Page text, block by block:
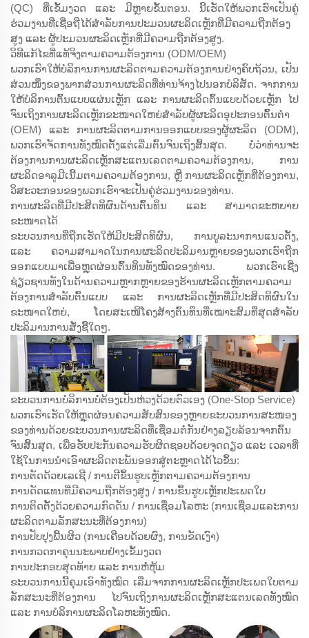
(QC) ທີ່ເຂັ້ມງວດ ແລະ ມີຫຼາຍຂັ້ນຕອນ. ນີ້ເຮັດໃຫ້ພວກເຮົາເປັນຄູ່
ຮ່ວມງານທີ່ເຊື່ອຖືໄດ້ສຳລັບການປະມວນຜະລິດເຫຼັກທີ່ມີຄວາມຖືກຕ້ອງ
ສູງ ແລະ ຜູ້ປະມວນຜະລິດເຫຼັກທີ່ມີຄວາມຖືກຕ້ອງສູງ.
ວິທີແກ້ໄຂທີ່ແທ້ຈິງຕາມຄວາມຕ້ອງການ (ODM/OEM)
ພວກເຮົາໃຫ້ບໍລິການການຜະລິດຕາມຄວາມຕ້ອງການຢ່າງຄົບຖ້ວນ, ເປັນ
ສ່ວນໜຶ່ງຂອງພາກສ່ວນການຜະລິດທີ່ທ່ານຈ້າງໄປນອກບໍລິສັດ. ຈາກການ
ໃຫ້ບໍລິການຕົ້ນແບບແຜ່ນເຫຼັກ ແລະ ການຜະລິດຕົ້ນແບບດ້ວຍເຫຼັກ ໄປ
ຈົນເຖິງການຜະລິດເຫຼັກຂະໜາດໃຫຍ່ສຳລັບຜູ້ຜະລິດອຸປະກອນຕົ້ນຕຳ
(OEM) ແລະ ການຜະລິດຕາມການອອກແບບຂອງຜູ້ຜະລິດ (ODM),
ພວກເຮົາຈັດການທັງໝົດຕັ້ງແຕ່ເລີ່ມຕົ້ນຈົນເຖິງສິ້ນສຸດ. ບໍ່ວ່າທ່ານຈະ
ຕ້ອງການການຜະລິດເຫຼັກສະແຕນເລດຕາມຄວາມຕ້ອງການ, ການ
ຜະລິດອາລູມີເນີ້ມຕາມຄວາມຕ້ອງການ, ຫຼື ການຜະລິດເຫຼັກທີ່ຕ້ອງການ,
ວິສະວະກອນຂອງພວກເຮົາຈະເປັນຄູ່ຮ່ວມງານຂອງທ່ານ.
ການຜະລິດທີ່ມີປະສິດທິຜົນດ້ານຕົ້ນທຶນ ແລະ ສາມາດຂະຫຍາຍ
ຂະໜາດໄດ້
ຂະບວນການທີ່ຖືກເຮັດໃຫ້ມີປະສິດທິຜົນ, ການບູລະນາການແນວຕັ້ງ,
ແລະ ຄວາມສາມາດໃນການຜະລິດປະລິມານຫຼາຍຂອງພວກເຮົາຖືກ
ອອກແບບມາເພື່ອຫຼຸດຜ່ອນຕົ້ນທຶນທັງໝົດຂອງທ່ານ. ພວກເຮົາເຊີ່ງ
ຊ່ຽວຊານທັງໃນດ້ານຄວາມຫຼາກຫຼາຍຂອງຮ້ານຜະລິດເຫຼັກຕາມຄວາມ
ຕ້ອງການສຳລັບຕົ້ນແບບ ແລະ ການຜະລິດເຫຼັກທີ່ມີປະສິດທິຜົນໃນ
ຂະໜາດໃຫຍ່, ໂດຍສະເໜີໂຄງສ້າງຕົ້ນທຶນທີ່ເໝາະສົມທີ່ສຸດສຳລັບ
ປະລິມານການສັ່ງຊື້ໃດໆ.
ຂະບວນການບໍລິການບໍ່ຕ້ອງເປັນຫ່ວງດ້ວຍຕົວເອງ (One-Stop Service)
ພວກເຮົາເຮັດໃຫ້ຫຼຸດຜ່ອນຄວາມສັບສົນຂອງຫຼາຍຂະບວນການສະໜອງ
ຂອງທ່ານດ້ວຍຂະບວນການຜະລິດທີ່ເຊື່ອມຕໍ່ກັນຢ່າງລຽບລ້ອນຈາກຕົ້ນ
ຈົນສິ້ນສຸດ, ເພື່ອຮັບປະກັນຄວາມຮັບຜິດຊອບດ້ວຍຈຸດດຽວ ແລະ ເວລາທີ່
ໃຊ້ໃນການນຳເອົາຜະລິດຕະພັນອອກສູ່ຕະຫຼາດໄດ້ໄວຂຶ້ນ:
ການຕັດດ້ວຍເລເຊີ / ການຕີຂຶ້ນຮູບເຫຼັກຕາມຄວາມຕ້ອງການ
ການດັດແທນທີ່ມີຄວາມຖືກຕ້ອງສູງ / ການຂຶ້ນຮູບເຫຼັກປະເພດໃບ
ການຕິດຕັ້ງດ້ວຍຄວາມກົດດັນ / ການເຊື່ອມໂລຫະ (ການເຊື່ອມແລະການ
ຜະລິດຕາມລັກສະນະທີ່ຕ້ອງການ)
ການປັບປຸງພື້ນຜິວ (ການເຄືອບດ້ວຍຜົງ, ການຂັດເງົາ)
ການກວດກາຄຸນນະພາບຢ່າງເຂັ້ມງວດ
ການປະກອບສຸດທ້າຍ ແລະ ການຫໍ່ຫຸ້ມ
ຂະບວນການນີ້ຄຸມເອົາທັງໝົດ ເລີ່ມຈາກການຜະລິດເຫຼັກປະເພດໃບຕາມ
ລັກສະນະທີ່ຕ້ອງການ ໄປຈົນເຖິງການຜະລິດເຫຼັກສະແຕນເລດທັງໝົດ
ແລະ ການບໍລິການຜະລິດໂລຫະທັງໝົດ.